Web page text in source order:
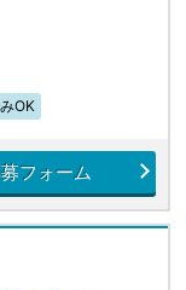
OK
フォーム